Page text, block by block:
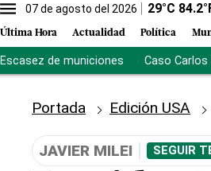
07 de agosto del 2026 29°C 84.2
Última Hora Actualidad Política
Escasez de municiones Caso Carlos
Portada Edición USA
JAVIER MILEI SEGUIR